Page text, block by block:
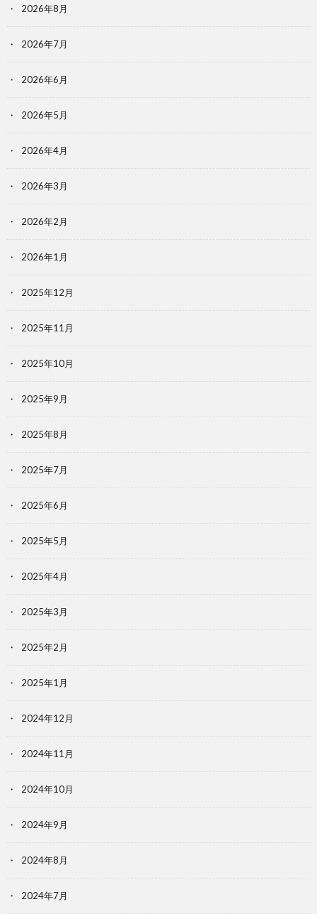
2026年8月
2026年7月
2026年6月
2026年5月
2026年4月
2026年3月
2026年2月
2026年1月
2025年12月
2025年11月
2025年10月
2025年9月
2025年8月
2025年7月
2025年6月
2025年5月
2025年4月
2025年3月
2025年2月
2025年1月
2024年12月
2024年11月
2024年10月
2024年9月
2024年8月
2024年7月